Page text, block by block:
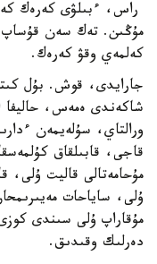
راس، ءبىلۋى كەرەك
مۇڭىن. تەك سەن قۇساپ
كەلمەي وقۋ كەرەك.
جارايدى، قوش. بۇل
شاكەندى ەمەس، حاليفا
ورالتاي، سۇلەيمەن
قاجى، قابىلقاق
مۇحامەتالى قاليت ۇلى،
ۇلى، ساياحات
مۇقاراپ ۇلى سىندى كوزى
دەرلىك وقىدىق.